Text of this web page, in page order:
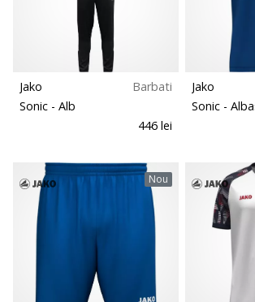
Ambasador
al
brandului.
Afiseaza
toate
articolele
Teren
Tipurile ghetelor
Greutate
Jako
Barbati
Sonic - Alb
446 lei
Jako
Sonic -
Nou